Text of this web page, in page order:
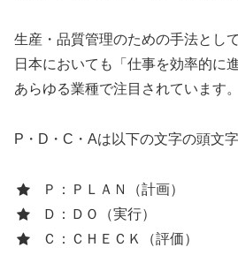
生産・品質管理のための手法とし
日本においても「仕事を効率的に
あらゆる業種で注目されています。
P・D・C・Aは以下の文字の頭文
Ｐ：ＰＬＡＮ（計画）
Ｄ：ＤＯ（実行）
Ｃ：ＣＨＥＣＫ（評価）